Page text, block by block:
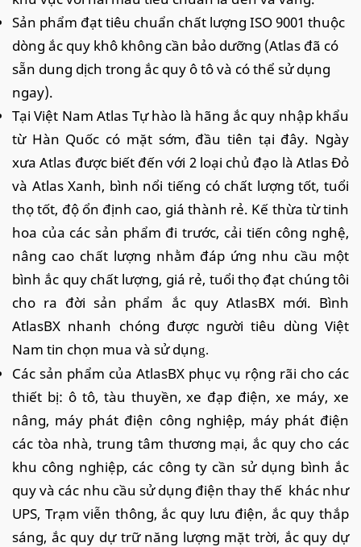
Sản phẩm đạt tiêu chuẩn chất lượng ISO 9001 thuộc
dòng ắc quy khô không cần bảo dưỡng (Atlas đã có
sẵn dung dịch trong ắc quy ô tô và có thể sử dụng
ngay).
Tại Việt Nam Atlas Tự hào là hãng ắc quy nhập khẩu
từ Hàn Quốc có mặt sớm, đầu tiên tại đây. Ngày
xưa Atlas được biết đến với 2 loại chủ đạo là Atlas Đỏ
và Atlas Xanh, bình nổi tiếng có chất lượng tốt, tuổi
thọ tốt, độ ổn định cao, giá thành rẻ. Kế thừa từ tinh
hoa của các sản phẩm đi trước, cải tiến công nghệ,
nâng cao chất lượng nhằm đáp ứng nhu cầu một
bình ắc quy chất lượng, giá rẻ, tuổi thọ đạt chúng tôi
cho ra đời sản phẩm ắc quy AtlasBX mới. Bình
AtlasBX nhanh chóng được người tiêu dùng Việt
Nam tin chọn mua và sử dụng.
Các sản phẩm của AtlasBX phục vụ rộng rãi cho các
thiết bị: ô tô, tàu thuyền, xe đạp điện, xe máy, xe
nâng, máy phát điện công nghiệp, máy phát điện
các tòa nhà, trung tâm thương mại, ắc quy cho các
khu công nghiệp, các công ty cần sử dụng bình ắc
quy và các nhu cầu sử dụng điện thay thế khác như
UPS, Trạm viễn thông, ắc quy lưu điện, ắc quy thắp
sáng, ắc quy dự trữ năng lượng mặt trời, ắc quy dự